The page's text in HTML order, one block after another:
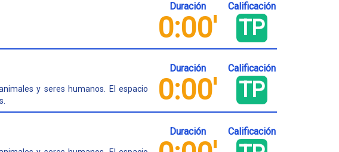
Duración
0:00'
Calificación
TP
y seres humanos. El espacio
Duración
0:00'
Calificación
TP
Duración Calificación